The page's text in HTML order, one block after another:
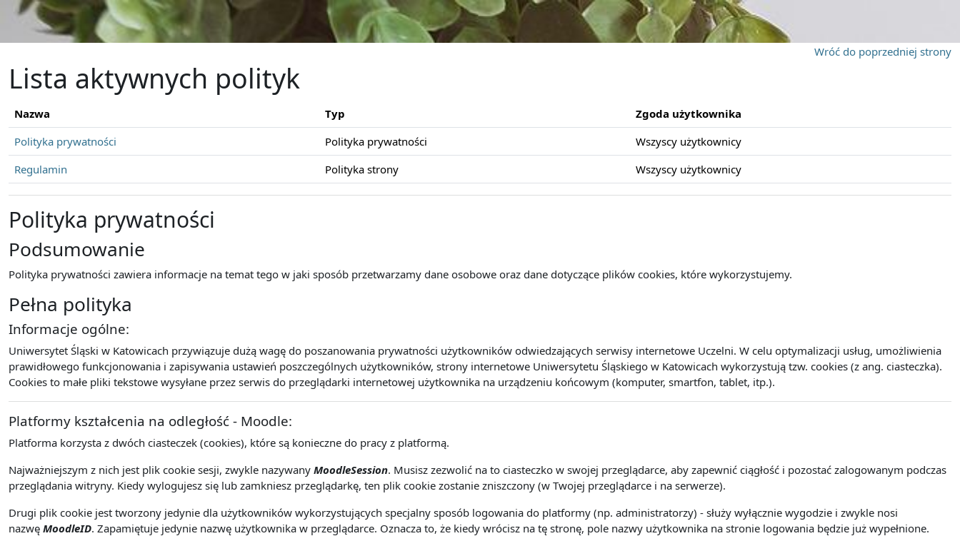
Przejdź do głównej zawartości
Wróć do poprzedniej strony
Lista aktywnych polityk
Nazwa Typ
Zgoda użytkownika
Polityka prywatności
Polityka prywatności
Wszyscy użytkownicy
Regulamin
Polityka strony Wszyscy użytkownicy
Polityka prywatności
Podsumowanie
Polityka prywatności zawiera informacje na temat tego w jaki sposób przetwarzamy dane osobowe oraz dane dotyczące plików cookies, które wykorzystujemy.
Pełna polityka
Informacje ogólne:
Uniwersytet Śląski w Katowicach przywiązuje dużą wagę do poszanowania prywatności użytkowników odwiedzających serwisy internetowe Uczelni. W celu optymalizacji usług, umożliwienia
prawidłowego funkcjonowania i zapisywania ustawień poszczególnych użytkowników, strony internetowe Uniwersytetu Śląskiego w Katowicach wykorzystują tzw. cookies (z ang. ciasteczka).
Cookies to małe pliki tekstowe wysyłane przez serwis do przeglądarki internetowej użytkownika na urządzeniu końcowym (komputer, smartfon, tablet, itp.).
Platformy kształcenia na odległość - Moodle:
Platforma korzysta z dwóch ciasteczek (cookies), które są konieczne do pracy z platformą.
Najważniejszym z nich jest plik cookie sesji, zwykle nazywany MoodleSession. Musisz zezwolić na to ciasteczko w swojej przeglądarce, aby zapewnić ciągłość i pozostać zalogowanym podczas
przeglądania witryny. Kiedy wylogujesz się lub zamkniesz przeglądarkę, ten plik cookie zostanie zniszczony (w Twojej przeglądarce i na serwerze).
Drugi plik cookie jest tworzony jedynie dla użytkowników wykorzystujących specjalny sposób logowania do platformy (np. administratorzy) - służy wyłącznie wygodzie i zwykle nosi
nazwę MoodleID. Zapamiętuje jedynie nazwę użytkownika w przeglądarce. Oznacza to, że kiedy wrócisz na tę stronę, pole nazwy użytkownika na stronie logowania będzie już wypełnione.